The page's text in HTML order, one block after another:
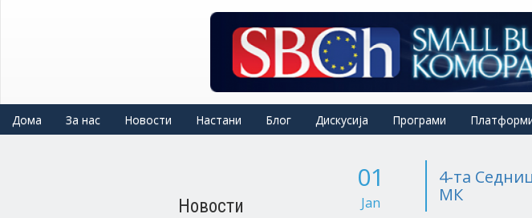
Дома За нас Новости Настани Блог Дискусија Програми
Новости
01
Jan
4-та
МК